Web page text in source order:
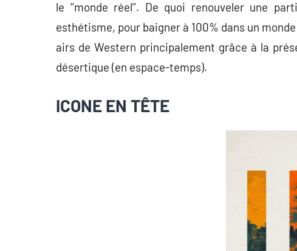
le ‘’monde réel’’. De quoi renouveler une
esthétisme, pour baigner à 100% dans un
airs de Western principalement grâce à la
désertique (en espace-temps).
ICONE EN TÊTE